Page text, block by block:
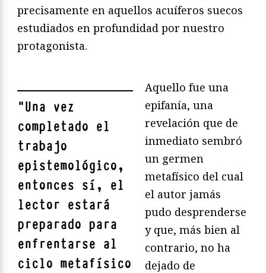
precisamente en aquellos acuíferos suecos
estudiados en profundidad por nuestro
protagonista.
"Una vez
completado el
trabajo
epistemológico,
entonces sí, el
lector estará
preparado para
enfrentarse al
ciclo metafísico
Aquello fue una
epifanía, una
revelación que de
inmediato sembró
un germen
metafísico del cual
el autor jamás
pudo desprenderse
y que, más bien al
contrario, no ha
dejado de